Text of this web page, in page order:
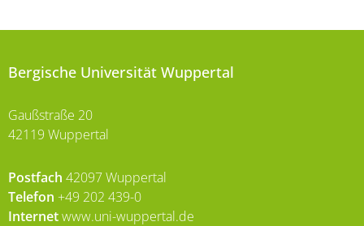
Bergische Universität Wuppertal
Gaußstraße 20
42119 Wuppertal
Postfach 42097 Wuppertal
Telefon +49 202 439-0
Internetwww.uni-wuppertal.de